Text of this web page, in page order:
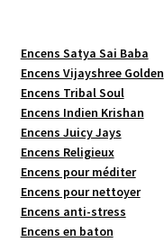
Encens Satya Sai Baba
Encens Vijayshree Golden
Encens Tribal Soul
Encens Indien Krishan
Encens Juicy Jays
Encens Religieux
Encens pour méditer
Encens pour nettoyer
Encens anti-stress
Encens en baton